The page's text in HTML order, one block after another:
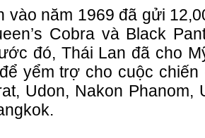
vào năm 1969 đã gửi
Cobra và Black
đó, Thái Lan đã cho
yểm trợ cho cuộc
Udon, Nakon Phanom,